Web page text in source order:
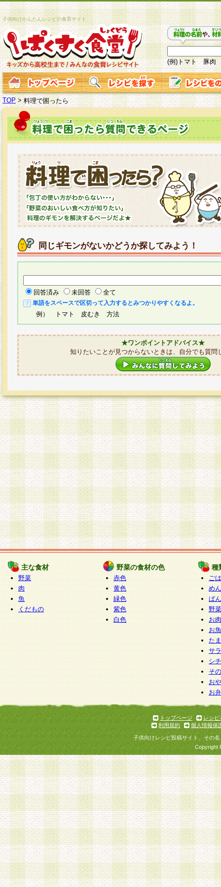
子供向けかんたんレシピの食育サイト
(例)トマト 豚肉
TOP >料理で困ったら
同じギモンがないかどうか探してみよう！
回答済み 未回答 全て
単語をスペースで区切って入力するとみつかりやすくなるよ。
例） トマト 皮むき 方法
★ワンポイントアドバイス★
知りたいことが見つからないときは、自分でも質問
主な食材
野菜
肉
魚
くだもの
野菜の食材の色
赤色
黄色
緑色
紫色
白色
種
ご
めん
ぱん
野
お
お
た
サ
シ
そ
お
お
トップページ
レシピ
利用規約
個人情報保
子供向けレシピ投稿サイト、その
Copyright